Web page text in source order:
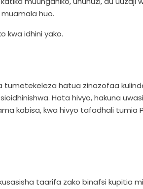
huo.
kwa idhini yako.
tumetekeleza hatua zinazofaa
Hata hivyo, hakuna
kabisa, kwa hivyo tafadhali tumia
taarifa zako binafsi kupitia